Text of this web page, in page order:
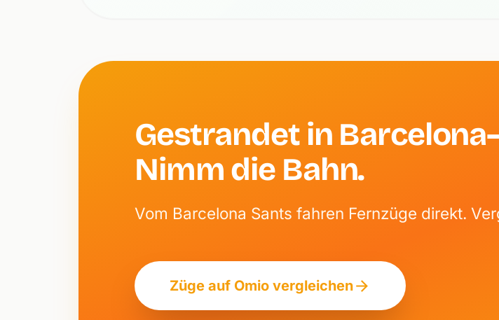
Gestrandet in
Nimm die Bahn.
Vom Barcelona Sants fahren Fernzüge direkt.
Züge auf Omio vergleichen